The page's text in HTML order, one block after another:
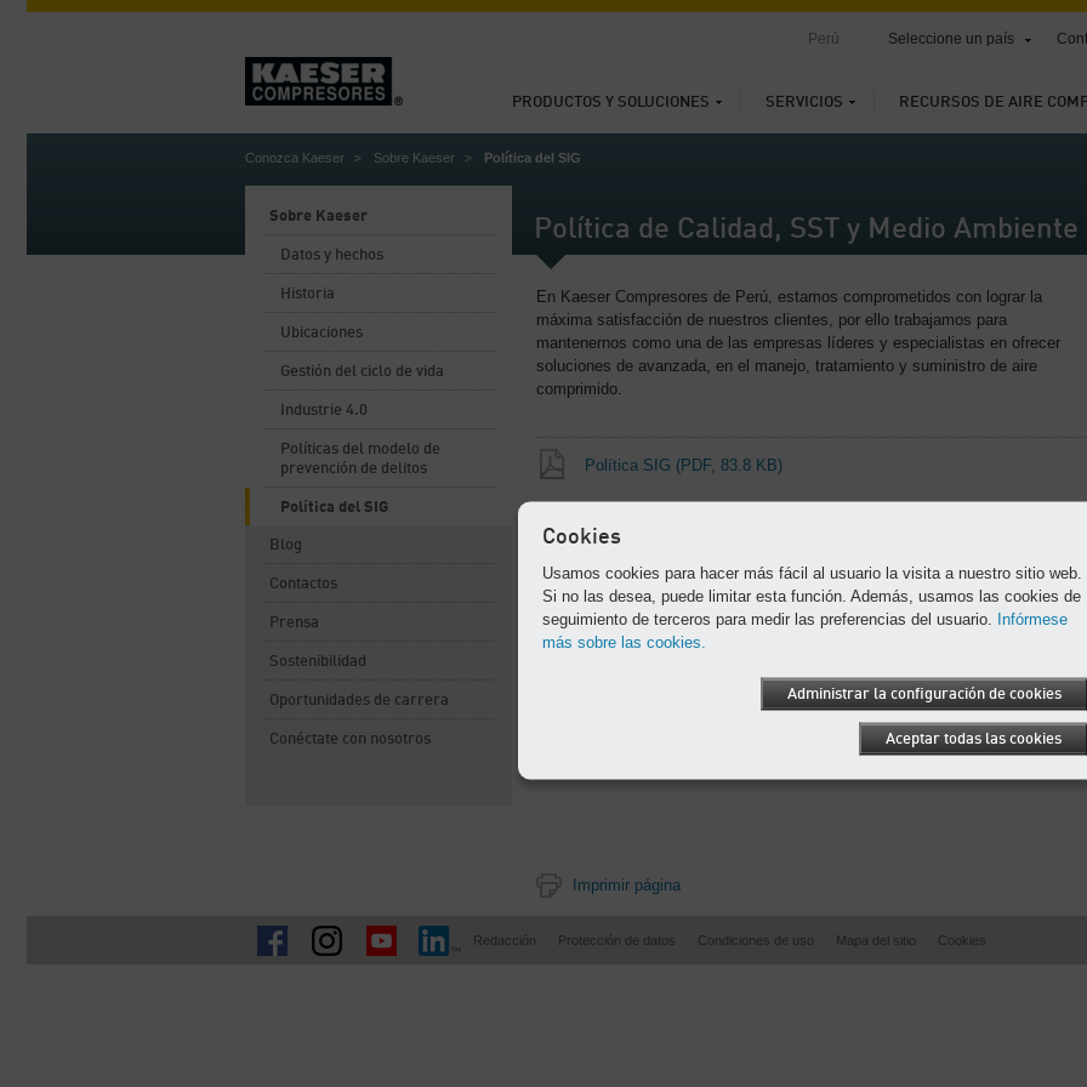
PRODUCTOS Y SOLUCIONES SERVICIOS RECURSOS DE AIRE
Perú Seleccione un país
Conozca Kaeser Sobre Kaeser Política del SIG
Política de Calidad, SST y Medio Ambiente
Sobre Kaeser
Datos y hechos
Historia
Ubicaciones
Gestión del ciclo de vida
Industrie 4.0
Políticas del modelo de
prevención de delitos
Política del SIG
Blog
Contactos
Prensa
Sostenibilidad
Oportunidades de carrera
Conéctate con nosotros
En Kaeser Compresores de Perú, estamos comprometidos con lograr la
máxima satisfacción de nuestros clientes, por ello trabajamos para
mantenernos como una de las empresas líderes y especialistas en ofrecer
soluciones de avanzada, en el manejo, tratamiento y suministro de aire
comprimido.
Política SIG (PDF, 83.8 KB)
Imprimir página
Redacción Protección de datos Condiciones de uso Mapa del sitio Cookies
Cookies
Usamos cookies para hacer más fácil al usuario la visita a nuestro sitio web.
Si no las desea, puede limitar esta función. Además, usamos las cookies de
seguimiento de terceros para medir las preferencias del usuario. Infórmese
más sobre las cookies.
Administrar la configuración de cookies
Aceptar todas las cookies